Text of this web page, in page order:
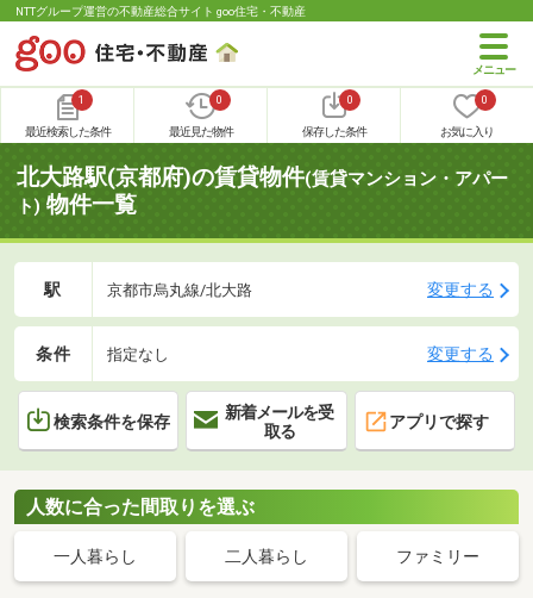
NTTグループ運営の不動産総合サイト goo住宅・不動産
1
最近検索した条件
0
最近見た物件
0
保存した条件
0
お気に入り
北大路駅(京都府)の賃貸物件(賃貸マンション・アパー
ト) 物件一覧
駅 京都市烏丸線/北大路 変更する
条件 指定なし 変更する
検索条件を保存
新着メールを受
取る
アプリで探す
人数に合った間取りを選ぶ
一人暮らし 二人暮らし ファミリー